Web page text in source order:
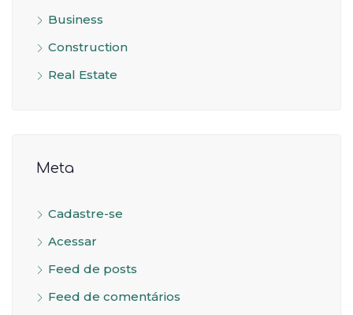
Business
Construction
Real Estate
Meta
Cadastre-se
Acessar
Feed de posts
Feed de comentários